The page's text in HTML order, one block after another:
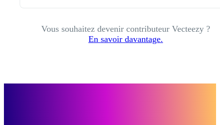
Vous souhaitez devenir contributeur Vecteezy ?
En savoir davantage.